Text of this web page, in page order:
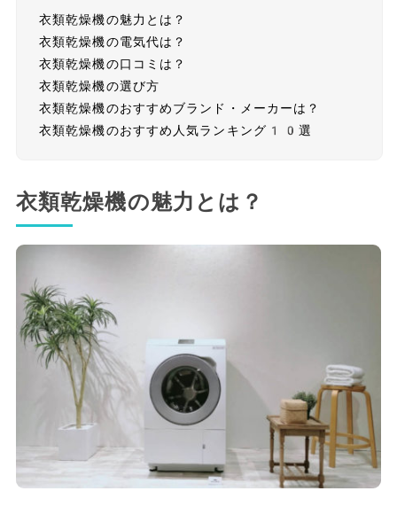
衣類乾燥機の魅力とは？
衣類乾燥機の電気代は？
衣類乾燥機の口コミは？
衣類乾燥機の選び方
衣類乾燥機のおすすめブランド・メーカーは？
衣類乾燥機のおすすめ人気ランキング10選
衣類乾燥機の魅力とは？